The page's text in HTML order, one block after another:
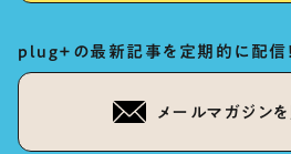
plug+の最新記事を定期的に配信！
メールマガジンを